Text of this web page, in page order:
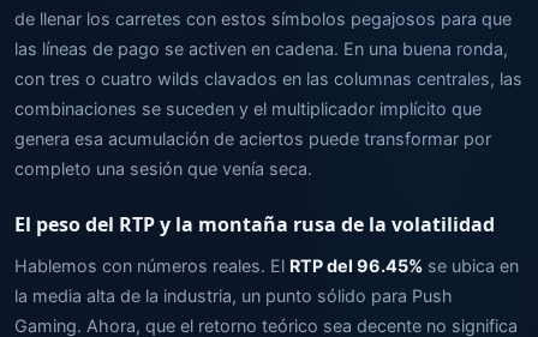
de llenar los carretes con estos símbolos pegajosos para que
las líneas de pago se activen en cadena. En una buena ronda,
con tres o cuatro wilds clavados en las columnas centrales, las
combinaciones se suceden y el multiplicador implícito que
genera esa acumulación de aciertos puede transformar por
completo una sesión que venía seca.
El peso del RTP y la montaña rusa de la volatilidad
Hablemos con números reales. El RTP del 96.45% se ubica en
la media alta de la industria, un punto sólido para Push
Gaming. Ahora, que el retorno teórico sea decente no significa